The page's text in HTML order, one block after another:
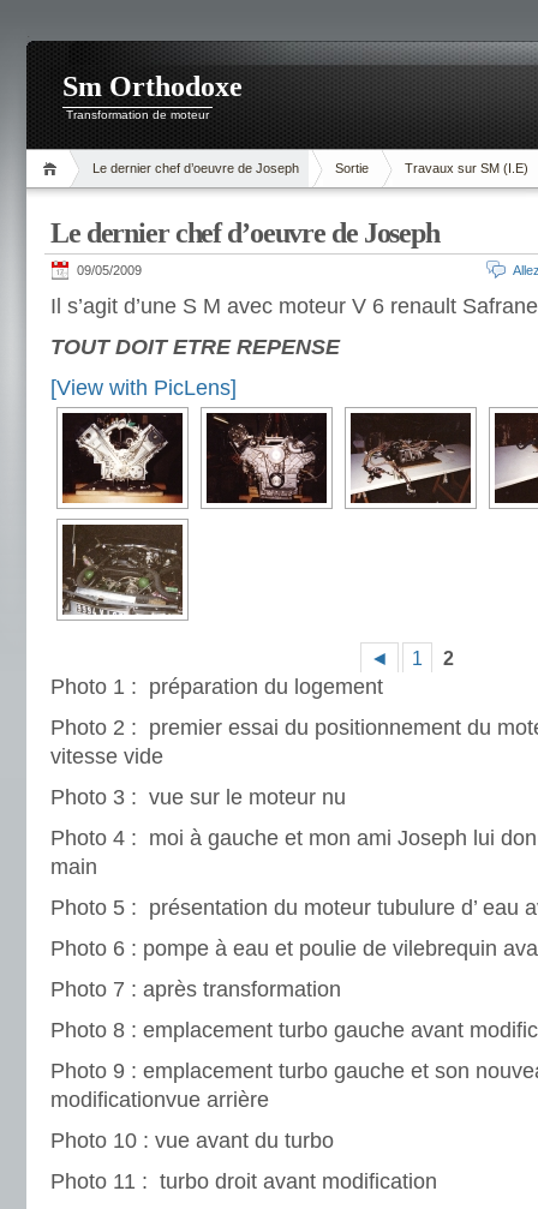
.
Sm Orthodoxe
Transformation de moteur
Le dernier chef d’oeuvre de Joseph Sortie Travaux sur SM (I.E)
Le dernier chef d’oeuvre de Joseph
09/05/2009
Il s’agit d’une S M avec moteur V 6 renault
TOUT DOIT ETRE REPENSE
[View with PicLens]
◄ 1 2
Photo 1 : préparation du logement
Photo 2 : premier essai du positionnement du
vitesse vide
Photo 3 : vue sur le moteur nu
Photo 4 : moi à gauche et mon ami Joseph lui
main
Photo 5 : présentation du moteur tubulure d’ eau
Photo 6 : pompe à eau et poulie de vilebrequin
Photo 7 : après transformation
Photo 8 : emplacement turbo gauche avant
Photo 9 : emplacement turbo gauche et son
modificationvue arrière
Photo 10 : vue avant du turbo
Photo 11 : turbo droit avant modification